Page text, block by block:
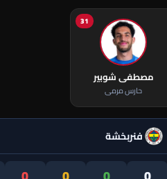
31
مصطفى شوبير
حارس مرمى
فنربخشة